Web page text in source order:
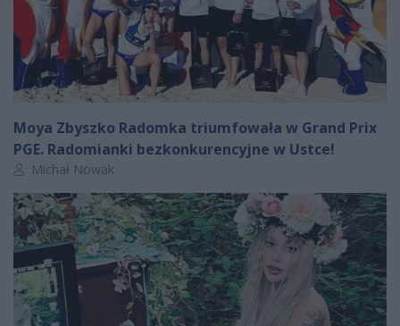
Moya Zbyszko Radomka triumfowała w Grand Prix
PGE. Radomianki bezkonkurencyjne w Ustce!
Autor artykułu:
Michał Nowak